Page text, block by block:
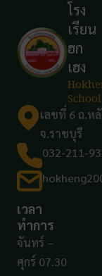
โรง
เรียน
ฮก
เฮง
School
เลขที่ 6 ถ.ห
จ.ราชบุรี
032-211-
เวลา
ทำการ
จันทร์ –
ศุกร์ 07.30